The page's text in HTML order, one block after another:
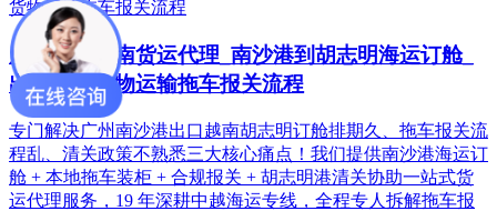
广州海运越南货运代理_南沙港到胡志明海运订舱_
出口越南货物运输拖车报关流程
专门解决广州南沙港出口越南胡志明订舱排期久、拖车报关流
程乱、清关政策不熟悉三大核心痛点！我们提供南沙港海运订
舱 + 本地拖车装柜 + 合规报关 + 胡志明港清关协助一站式货
运代理服务，19 年深耕中越海运专线，全程专人拆解拖车报